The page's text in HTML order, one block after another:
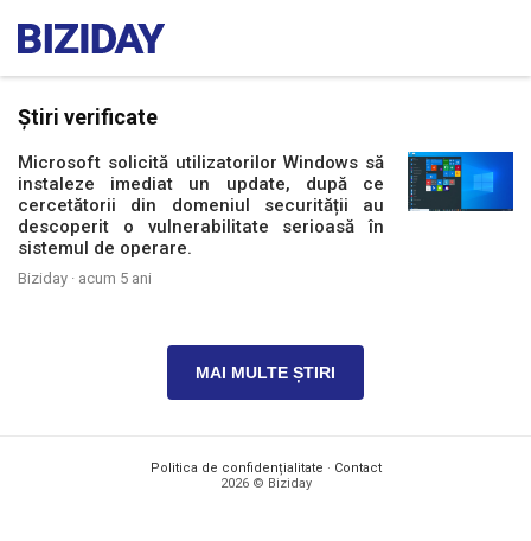
Știri verificate
Microsoft solicită utilizatorilor Windows să
instaleze imediat un update, după ce
cercetătorii din domeniul securității au
descoperit o vulnerabilitate serioasă în
sistemul de operare.
Biziday · acum 5 ani
MAI MULTE ȘTIRI
Politica de confidențialitate · Contact
2026 © Biziday